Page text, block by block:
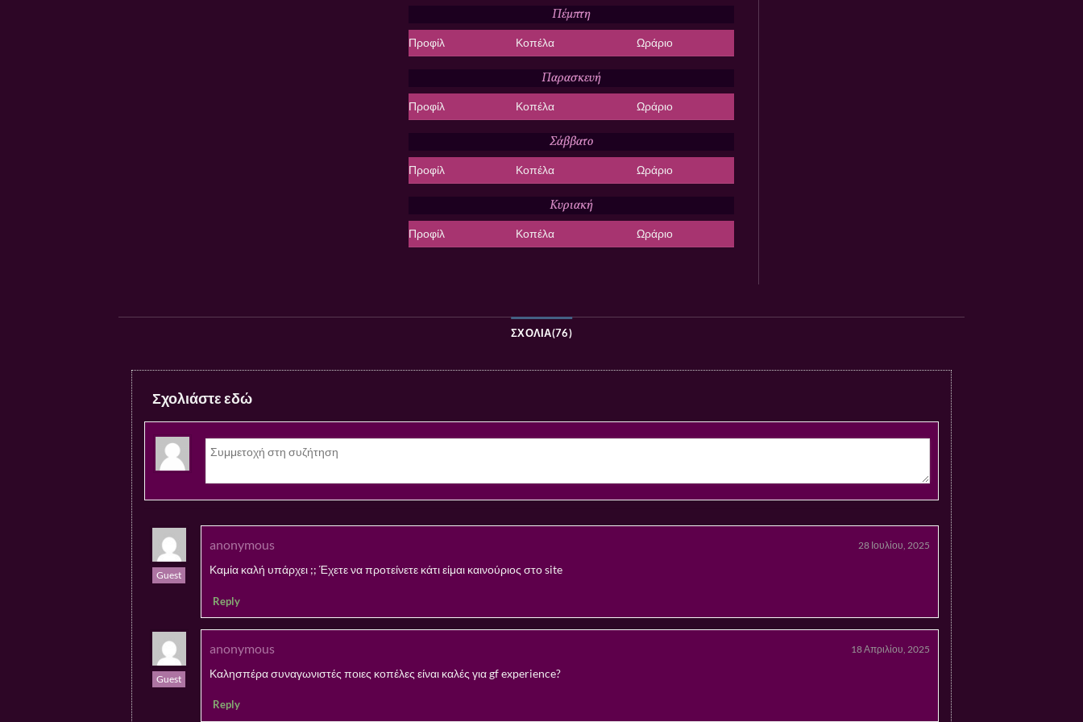
Πέμπτη
Προφίλ Κοπέλα Ωράριο
Παρασκευή
Προφίλ Κοπέλα Ωράριο
Σάββατο
Προφίλ Κοπέλα Ωράριο
Κυριακή
Προφίλ Κοπέλα Ωράριο
ΣΧΌΛΙΑ(76)
Σχολιάστε εδώ
Guest
anonymous 28 Ιουλίου, 2025
Καμία καλή υπάρχει ;; Έχετε να προτείνετε κάτι είμαι καινούριος στο site
Reply
Guest
anonymous 18 Απριλίου, 2025
Καλησπέρα συναγωνιστές ποιες κοπέλες είναι καλές για gf experience?
Reply